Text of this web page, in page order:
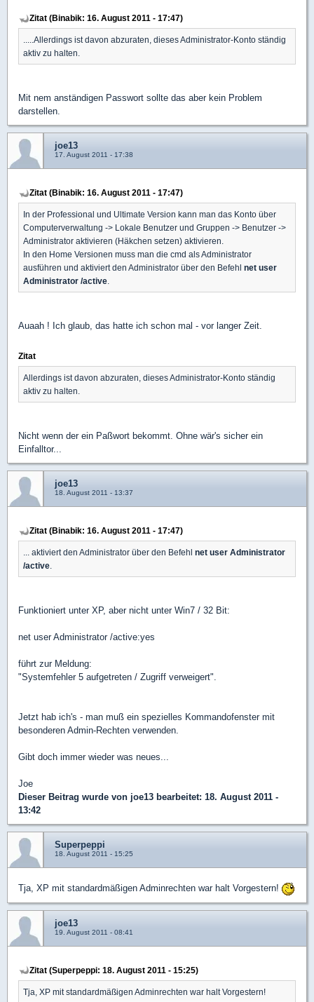
Zitat (Binabik: 16. August 2011 - 17:47)
.....Allerdings ist davon abzuraten, dieses Administrator-Konto ständig
aktiv zu halten.
Mit nem anständigen Passwort sollte das aber kein Problem
darstellen.
joe13
17. August 2011 - 17:38
Zitat (Binabik: 16. August 2011 - 17:47)
In der Professional und Ultimate Version kann man das Konto über
Computerverwaltung -> Lokale Benutzer und Gruppen -> Benutzer ->
Administrator aktivieren (Häkchen setzen) aktivieren.
In den Home Versionen muss man die cmd als Administrator
ausführen und aktiviert den Administrator über den Befehl net user
Administrator /active
Auaah ! Ich glaub, das hatte ich schon mal - vor langer Zeit.
Zitat
Allerdings ist davon abzuraten, dieses Administrator-Konto ständig
aktiv zu halten.
Nicht wenn der ein Paßwort bekommt. Ohne wär's sicher ein
Einfalltor...
joe13
18. August 2011 - 13:37
Zitat (Binabik: 16. August 2011 - 17:47)
... aktiviert den Administrator über den Befehl net user Administrator
/active
Funktioniert unter XP, aber nicht unter Win7 / 32 Bit:
net user Administrator /active:yes
führt zur Meldung:
"Systemfehler 5 aufgetreten / Zugriff verweigert".
Jetzt hab ich's - man muß ein spezielles Kommandofenster mit
besonderen Admin-Rechten verwenden.
Gibt doch immer wieder was neues...
Joe
Dieser Beitrag wurde von joe13 bearbeitet: 18. August 2011 -
13:42
Superpeppi
18. August 2011 - 15:25
Tja, XP mit standardmäßigen Adminrechten war halt Vorgestern!
joe13
19. August 2011 - 08:41
Zitat (Superpeppi: 18. August 2011 - 15:25)
Tja, XP mit standardmäßigen Adminrechten war halt Vorgestern!